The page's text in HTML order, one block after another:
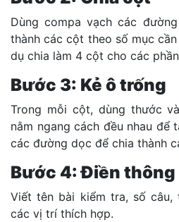
Dùng compa vạch các
thành các cột theo số mục
dụ chia làm 4 cột cho các
Bước 3: Kẻ ô trống
Trong mỗi cột, dùng thước
nằm ngang cách đều nhau để
các đường dọc để chia thành
Bước 4: Điền
Viết tên bài kiểm tra, số
các vị trí thích hợp.